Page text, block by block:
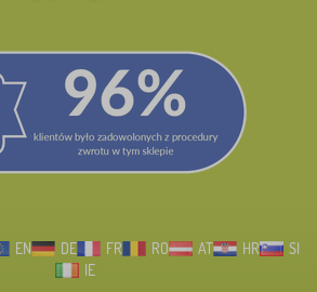
EN DE FR RO AT HR
SI
IE